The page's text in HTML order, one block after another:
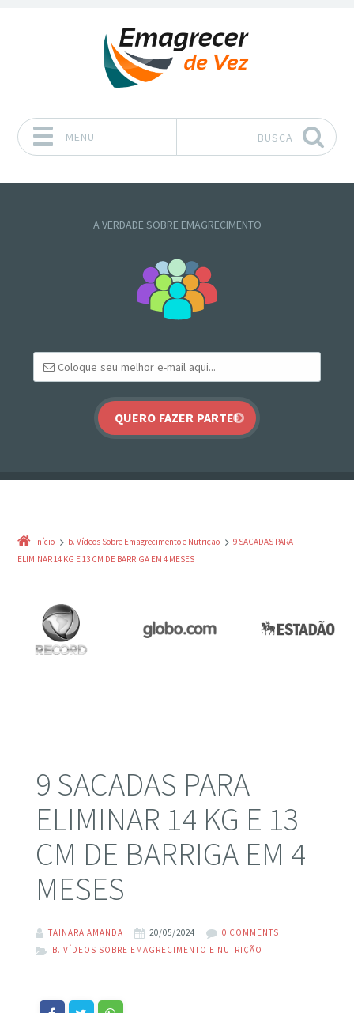
MENU BUSCA
A VERDADE SOBRE EMAGRECIMENTO
Início b. Vídeos Sobre Emagrecimento e Nutrição
9 SACADAS PARA
ELIMINAR 14 KG E 13 CM DE BARRIGA EM 4 MESES
9 SACADAS PARA
ELIMINAR 14 KG E 13
CM DE BARRIGA EM 4
MESES
TAINARA AMANDA 20/05/2024
0 COMMENTS
B. VÍDEOS SOBRE EMAGRECIMENTO E NUTRIÇÃO